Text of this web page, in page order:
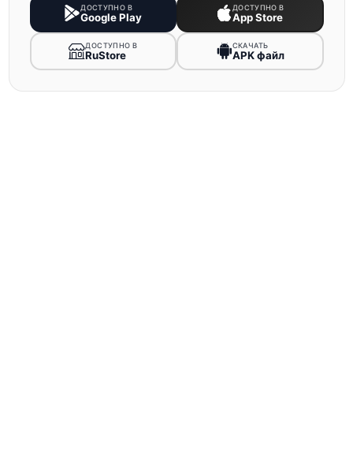
ДОСТУПНО В
Google Play
ДОСТУПНО В
App Store
ДОСТУПНО В
RuStore
СКАЧАТЬ
APK файл